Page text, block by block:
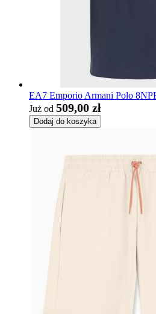
EA7 Emporio Armani Polo
Już od 509,00 zł
Dodaj do koszyka